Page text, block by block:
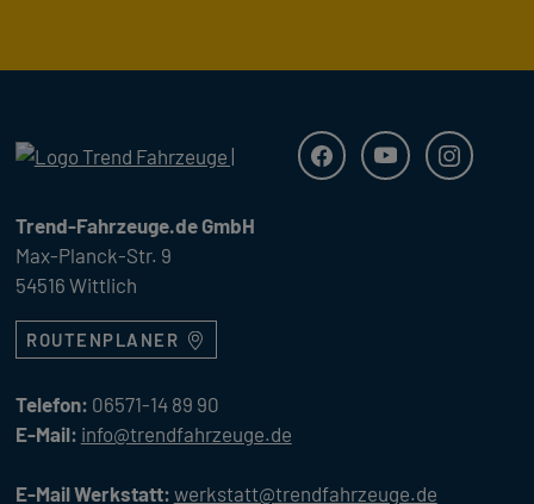
Trend Fahrzeuge
FacebookYoutube
Trend-Fahrzeuge.de GmbH
Max-Planck-Str. 9
54516 Wittlich
ROUTENPLANER
Telefon: 06571-14 89 90
E-Mail: info@trendfahrzeuge.de
E-Mail Werkstatt: werkstatt@trendfahrzeuge.de